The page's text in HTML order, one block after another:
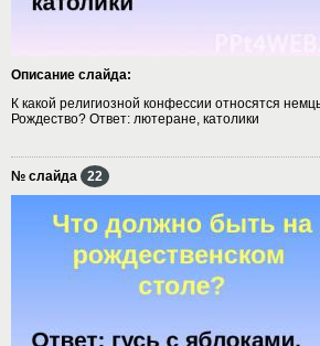
Описание слайда:
К какой религиозной конфессии относятся
Рождество? Ответ: лютеране, католики
№ слайда 22